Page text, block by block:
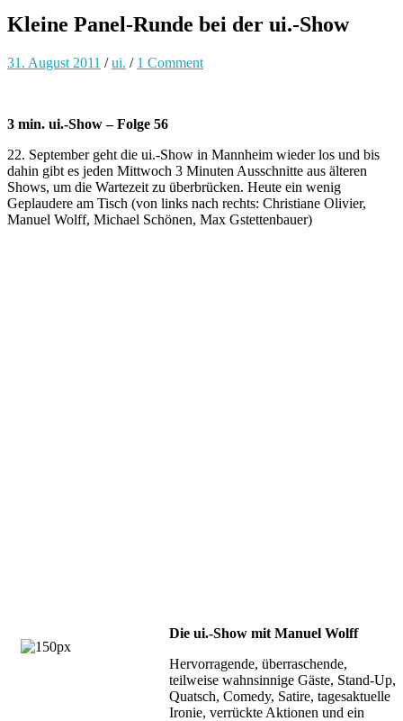
Kleine Panel-Runde bei der ui.-Show
31. August 2011 /ui. / 1 Comment
3 min. ui.-Show – Folge 56
22. September geht die ui.-Show in Mannheim wieder los und bis
dahin gibt es jeden Mittwoch 3 Minuten Ausschnitte aus älteren
Shows, um die Wartezeit zu überbrücken. Heute ein wenig
Geplaudere am Tisch (von links nach rechts: Christiane Olivier,
Manuel Wolff, Michael Schönen, Max Gstettenbauer)
Die ui.-Show mit Manuel Wolff
Hervorragende, überraschende,
teilweise wahnsinnige Gäste, Stand-Up,
Quatsch, Comedy, Satire, tagesaktuelle
Ironie, verrückte Aktionen und ein